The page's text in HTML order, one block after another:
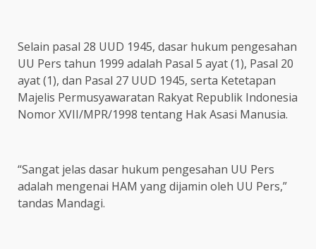
Selain pasal 28 UUD 1945, dasar hukum pengesahan
UU Pers tahun 1999 adalah Pasal 5 ayat (1), Pasal 20
ayat (1), dan Pasal 27 UUD 1945, serta Ketetapan
Majelis Permusyawaratan Rakyat Republik Indonesia
Nomor XVII/MPR/1998 tentang Hak Asasi Manusia.
“Sangat jelas dasar hukum pengesahan UU Pers
adalah mengenai HAM yang dijamin oleh UU Pers,”
tandas Mandagi.